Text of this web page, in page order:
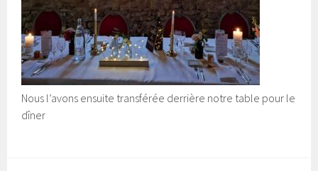
Nous l’avons ensuite transférée derrière notre table pour le
dîner